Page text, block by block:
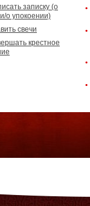
записку (о
о упокоении)
свечи
крестное